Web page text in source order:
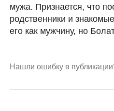
мужа. Признается, что
родственники и
его как мужчину, но
Нашли ошибку в